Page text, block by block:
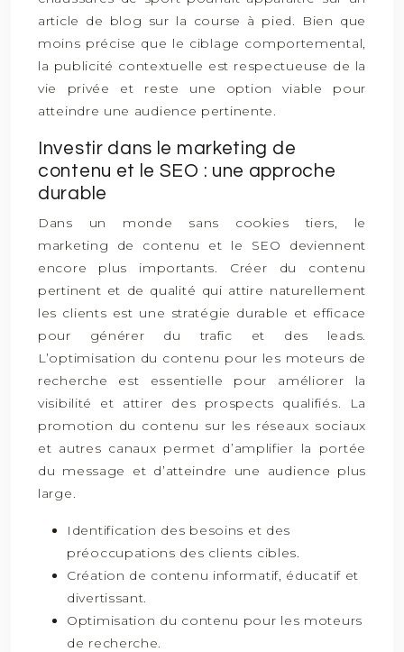
article de blog sur la course à pied. Bien que
moins précise que le ciblage comportemental,
la publicité contextuelle est respectueuse de la
vie privée et reste une option viable pour
atteindre une audience pertinente.
Investir dans le marketing de
contenu et le SEO : une approche
durable
Dans un monde sans cookies tiers, le
marketing de contenu et le SEO deviennent
encore plus importants. Créer du contenu
pertinent et de qualité qui attire naturellement
les clients est une stratégie durable et efficace
pour générer du trafic et des leads.
L’optimisation du contenu pour les moteurs de
recherche est essentielle pour améliorer la
visibilité et attirer des prospects qualifiés. La
promotion du contenu sur les réseaux sociaux
et autres canaux permet d’amplifier la portée
du message et d’atteindre une audience plus
large.
Identification des besoins et des
préoccupations des clients cibles.
Création de contenu informatif, éducatif et
divertissant.
Optimisation du contenu pour les moteurs
de recherche.